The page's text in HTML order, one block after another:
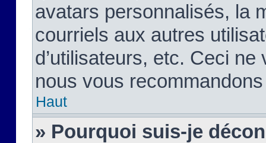
avatars personnalisés, la
courriels aux autres
d’utilisateurs, etc. Ceci
nous vous
Haut
» Pourquoi suis-je